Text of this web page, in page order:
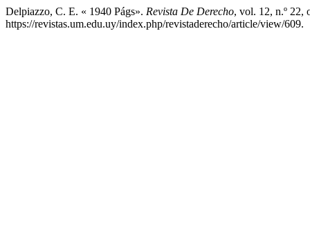
Delpiazzo, C. E. « 1940 Págs». Revista De Derecho, vol. 12, n.º 22,
https://revistas.um.edu.uy/index.php/revistaderecho/article/view/609.